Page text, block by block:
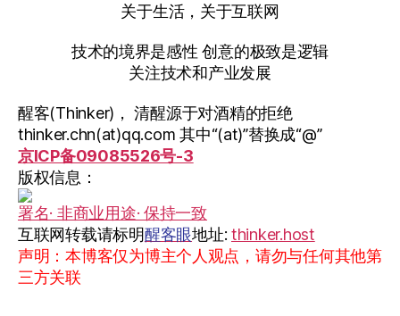
关于生活，关于互联网
技术的境界是感性 创意的极致是逻辑
关注技术和产业发展
醒客(Thinker)， 清醒源于对酒精的拒绝
thinker.chn(at)qq.com 其中“(at)”替换成“@”
京ICP备09085526号-3
版权信息：
署名· 非商业用途· 保持一致
互联网转载请标明醒客眼地址: thinker.host
声明：本博客仅为博主个人观点，请勿与任何其他第
三方关联